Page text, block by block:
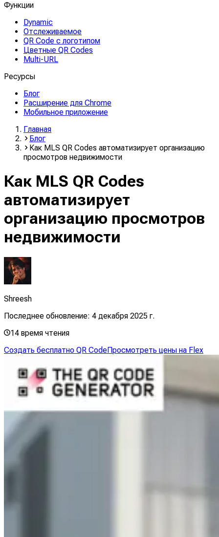
Функции
Dynamic
Отслеживаемое
QR Code с логотипом
Цветные QR Codes
Multi-URL
Ресурсы
Блог
Расширение для Chrome
Мобильное приложение
Главная
Блог
Как MLS QR Codes автоматизирует организацию
просмотров недвижимости
Как MLS QR Codes
автоматизирует
организацию просмотров
недвижимости
Shreesh
Последнее обновление: 4 декабря 2025 г.
14 время чтения
Создать бесплатно QR CodeПросмотреть цены на Flex